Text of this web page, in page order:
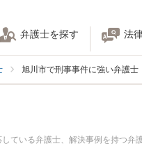
弁護士を探す 法
旭川市で刑事事件に強い弁護士
ている弁護士、解決事例を持つ弁